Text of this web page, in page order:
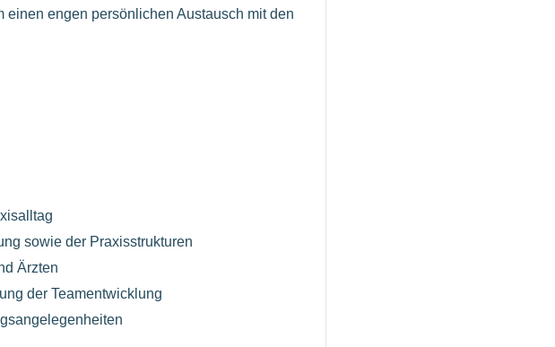
engen persönlichen Austausch mit den
sowie der Praxisstrukturen
Ärzten
der Teamentwicklung